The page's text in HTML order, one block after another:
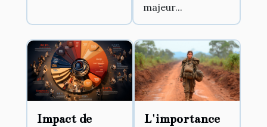
majeur...
Impact de
L'importance